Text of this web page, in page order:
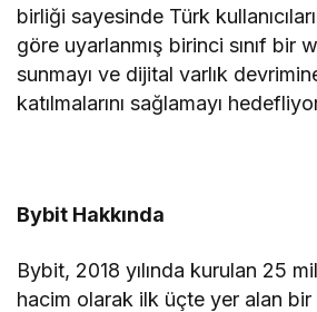
birliği sayesinde Türk
göre uyarlanmış birinci sınıf bir
sunmayı ve dijital varlık
katılmalarını sağlamayı
Bybit Hakkında
Bybit, 2018 yılında kurulan 25
hacim olarak ilk üçte yer alan